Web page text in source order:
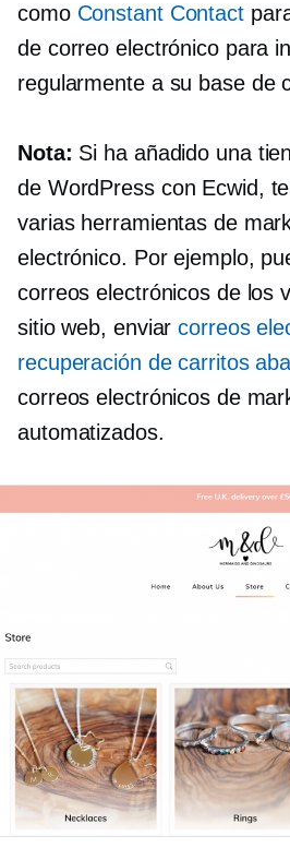
como Constant Contact
de correo electrónico para
regularmente a su base de
Nota: Si ha añadido una
de WordPress con Ecwid,
varias herramientas de
electrónico. Por ejemplo,
correos electrónicos de los
sitio web, enviarcorreos
recuperación de carritos
correos electrónicos de
automatizados.